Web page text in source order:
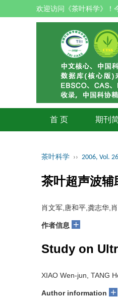
欢迎访问《茶叶科学》！
首 页 期刊
茶叶科学 ›› 2006, Vol. 26
茶叶超声波辅
肖文军,唐和平,龚志华,
作者信息 +
Study on
XIAO Wen-jun, TANG
Author information +